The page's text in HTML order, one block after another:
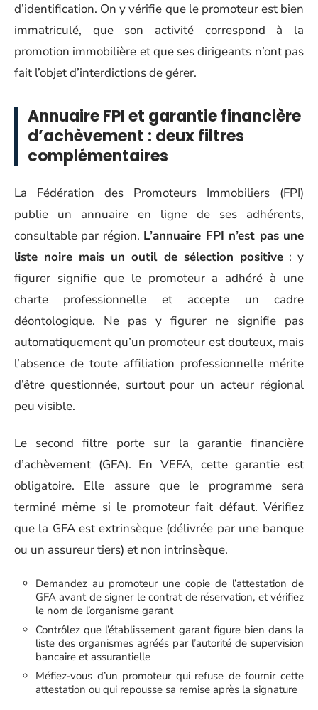
d’identification. On y vérifie que le promoteur est bien
immatriculé, que son activité correspond à la
promotion immobilière et que ses dirigeants n’ont pas
fait l’objet d’interdictions de gérer.
Annuaire FPI et garantie financière
d’achèvement : deux filtres
complémentaires
La Fédération des Promoteurs Immobiliers (FPI)
publie un annuaire en ligne de ses adhérents,
consultable par région. L’annuaire FPI n’est pas une
liste noire mais un outil de sélection positive: y
figurer signifie que le promoteur a adhéré à une
charte professionnelle et accepte un cadre
déontologique. Ne pas y figurer ne signifie pas
automatiquement qu’un promoteur est douteux, mais
l’absence de toute affiliation professionnelle mérite
d’être questionnée, surtout pour un acteur régional
peu visible.
Le second filtre porte sur la garantie financière
d’achèvement (GFA). En VEFA, cette garantie est
obligatoire. Elle assure que le programme sera
terminé même si le promoteur fait défaut. Vérifiez
que la GFA est extrinsèque (délivrée par une banque
ou un assureur tiers) et non intrinsèque.
Demandez au promoteur une copie de l’attestation de
GFA avant de signer le contrat de réservation, et vérifiez
le nom de l’organisme garant
Contrôlez que l’établissement garant figure bien dans la
liste des organismes agréés par l’autorité de supervision
bancaire et assurantielle
Méfiez-vous d’un promoteur qui refuse de fournir cette
attestation ou qui repousse sa remise après la signature